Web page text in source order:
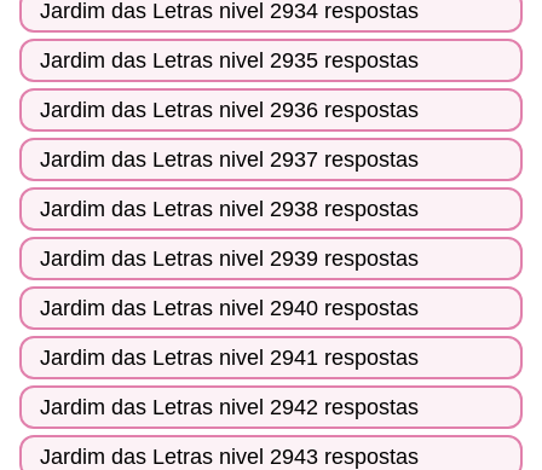
Jardim das Letras nivel 2934 respostas
Jardim das Letras nivel 2935 respostas
Jardim das Letras nivel 2936 respostas
Jardim das Letras nivel 2937 respostas
Jardim das Letras nivel 2938 respostas
Jardim das Letras nivel 2939 respostas
Jardim das Letras nivel 2940 respostas
Jardim das Letras nivel 2941 respostas
Jardim das Letras nivel 2942 respostas
Jardim das Letras nivel 2943 respostas